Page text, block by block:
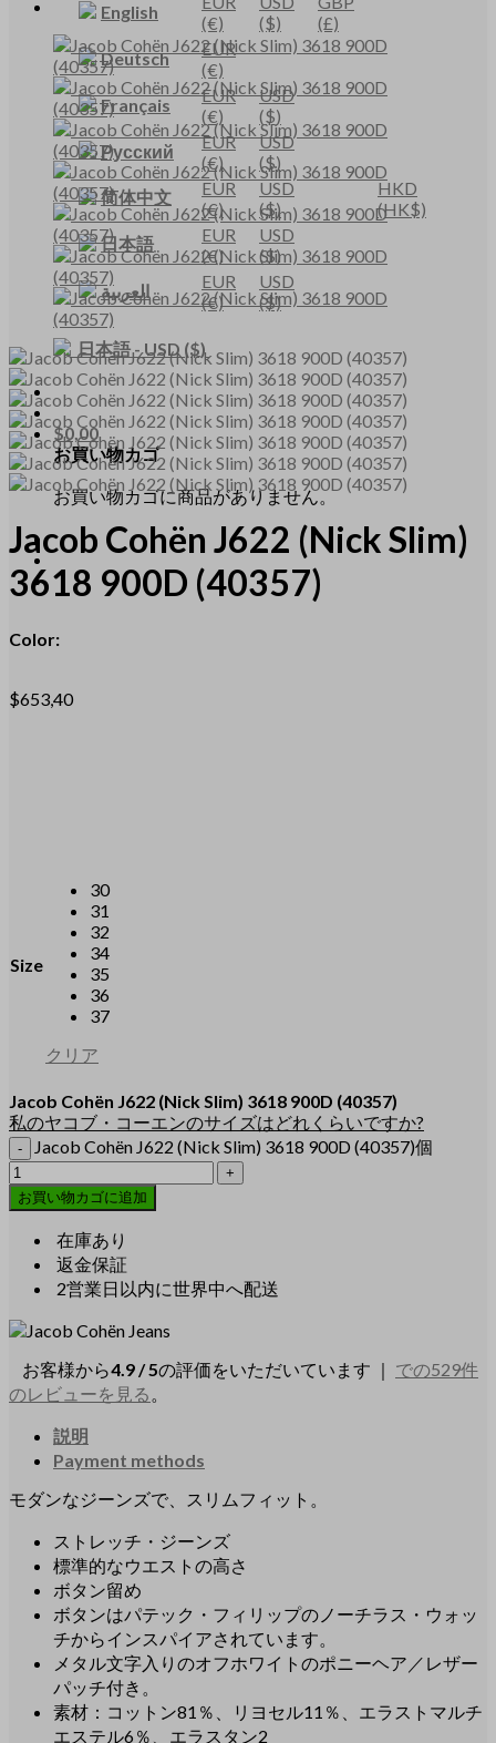
English
(€)
($)
(£)
Deutsch
EUR
(€)
Français
EUR
(€)
USD
($)
Русский
EUR
(€)
USD
($)
简体中文
EUR
(€)
USD
($)
HKD
(HK$)
日本語
EUR
(€)
USD
($)
العربية
EUR
(€)
USD
($)
日本語-USD ($)
$0,00
お買い物カゴ
お買い物カゴに商品がありません。
Jacob Cohën J622 (Nick Slim)
3618 900D (40357)
Color:
$653,40
Size
30
31
32
34
35
36
37
クリア
Jacob Cohën J622 (Nick Slim) 3618 900D (40357)
私のヤコブ・コーエンのサイズはどれくらいですか?
Jacob Cohën J622 (Nick Slim) 3618 900D (40357)個
お買い物カゴに追加
在庫あり
返金保証
2営業日以内に世界中へ配送
お客様から4.9 / 5の評価をいただいています ｜ での529件
のレビューを見る
説明
Payment methods
モダンなジーンズで、スリムフィット。
ストレッチ・ジーンズ
標準的なウエストの高さ
ボタン留め
ボタンはパテック・フィリップのノーチラス・ウォッ
チからインスパイアされています。
メタル文字入りのオフホワイトのポニーヘア／レザー
パッチ付き。
素材：コットン81％、リヨセル11％、エラストマルチ
エステル6％、エラスタン2